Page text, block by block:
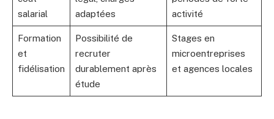
salarial
adaptées
activité
Formation
et
fidélisation
Possibilité de
recruter
durablement après
étude
Stages en
microentreprises
et agences locales